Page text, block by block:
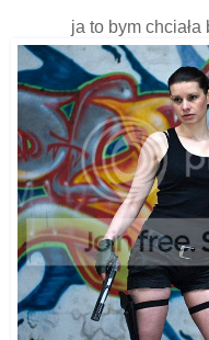
ja to bym